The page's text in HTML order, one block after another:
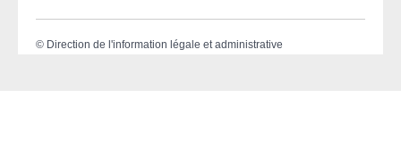
© Direction de l'information légale et administrative